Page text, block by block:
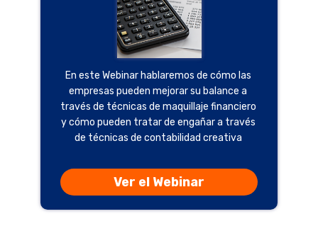
En este Webinar hablaremos de cómo las
empresas pueden mejorar su balance a
través de técnicas de maquillaje financiero
y cómo pueden tratar de engañar a través
de técnicas de contabilidad creativa
Ver el Webinar